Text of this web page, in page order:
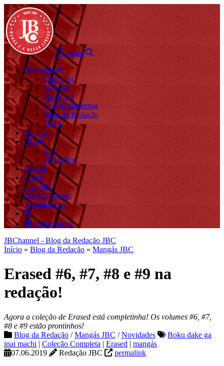
menu
Novidades
Checklist
Notícias
Na Mídia
Sala de Imprensa
Blog da Redação
BMA
Mangás
HQs
Start
JBStudios
Digital
Livros
Loja JBC
Onde Comprar
Atendimento
fechar menu
JBChannel - Blog da Redação JBC
Início » Blog da Redação » Mangás JBC
Erased #6, #7, #8 e #9 na
redação!
Agora a coleção de Erased está completinha! Os volumes #6, #7,
#8 e #9 estão prontinhos!
Blog da Redação /Mangás JBC /Novidades
Boku dake ga
inai machi | Coleção Completa | Erased | mangás
07.06.2019
Redação JBC permalink